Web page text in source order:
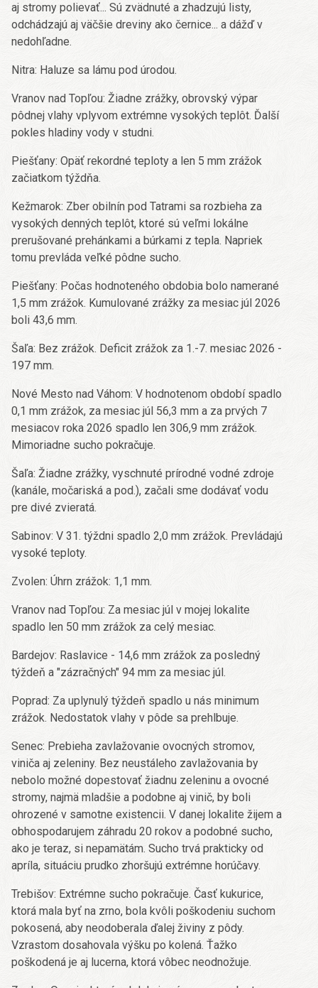
aj stromy polievať... Sú zvädnuté a zhadzujú listy,
odchádzajú aj väčšie dreviny ako černice... a dážď v
nedohľadne.
Nitra: Haluze sa lámu pod úrodou.
Vranov nad Topľou: Žiadne zrážky, obrovský výpar
pôdnej vlahy vplyvom extrémne vysokých teplôt. Ďalší
pokles hladiny vody v studni.
Piešťany: Opäť rekordné teploty a len 5 mm zrážok
začiatkom týždňa.
Kežmarok: Zber obilnín pod Tatrami sa rozbieha za
vysokých denných teplôt, ktoré sú veľmi lokálne
prerušované prehánkami a búrkami z tepla. Napriek
tomu prevláda veľké pôdne sucho.
Piešťany: Počas hodnoteného obdobia bolo namerané
1,5 mm zrážok. Kumulované zrážky za mesiac júl 2026
boli 43,6 mm.
Šaľa: Bez zrážok. Deficit zrážok za 1.-7. mesiac 2026 -
197 mm.
Nové Mesto nad Váhom: V hodnotenom období spadlo
0,1 mm zrážok, za mesiac júl 56,3 mm a za prvých 7
mesiacov roka 2026 spadlo len 306,9 mm zrážok.
Mimoriadne sucho pokračuje.
Šaľa: Žiadne zrážky, vyschnuté prírodné vodné zdroje
(kanále, močariská a pod.), začali sme dodávať vodu
pre divé zvieratá.
Sabinov: V 31. týždni spadlo 2,0 mm zrážok. Prevládajú
vysoké teploty.
Zvolen: Úhrn zrážok: 1,1 mm.
Vranov nad Topľou: Za mesiac júl v mojej lokalite
spadlo len 50 mm zrážok za celý mesiac.
Bardejov: Raslavice - 14,6 mm zrážok za posledný
týždeň a "zázračných" 94 mm za mesiac júl.
Poprad: Za uplynulý týždeň spadlo u nás minimum
zrážok. Nedostatok vlahy v pôde sa prehlbuje.
Senec: Prebieha zavlažovanie ovocných stromov,
viniča aj zeleniny. Bez neustáleho zavlažovania by
nebolo možné dopestovať žiadnu zeleninu a ovocné
stromy, najmä mladšie a podobne aj vinič, by boli
ohrozené v samotne existencii. V danej lokalite žijem a
obhospodarujem záhradu 20 rokov a podobné sucho,
ako je teraz, si nepamätám. Sucho trvá prakticky od
apríla, situáciu prudko zhoršujú extrémne horúčavy.
Trebišov: Extrémne sucho pokračuje. Časť kukurice,
ktorá mala byť na zrno, bola kvôli poškodeniu suchom
pokosená, aby neodoberala ďalej živiny z pôdy.
Vzrastom dosahovala výšku po kolená. Ťažko
poškodená je aj lucerna, ktorá vôbec neodnožuje.